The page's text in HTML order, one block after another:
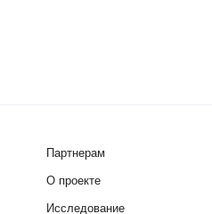
Партнерам
О проекте
Исследование